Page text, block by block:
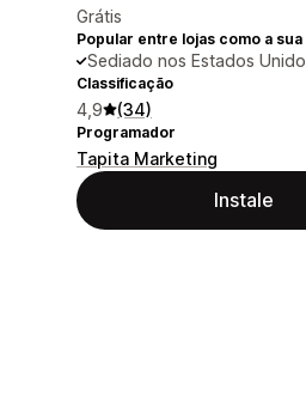
Grátis
Popular entre lojas como a sua
Sediado nos Estados
Classificação
4,9 (34)
Programador
Tapita Marketing
Instale